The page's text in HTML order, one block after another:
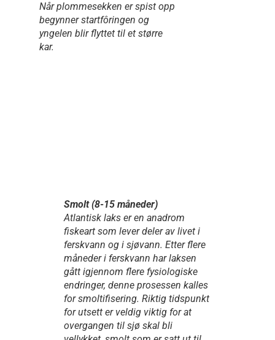
Når plommesekken er spist opp
begynner startfôringen og
yngelen blir flyttet til et større
kar.
Smolt (8-15 måneder)
Atlantisk laks er en anadrom
fiskeart som lever deler av livet i
ferskvann og i sjøvann. Etter flere
måneder i ferskvann har laksen
gått igjennom flere fysiologiske
endringer, denne prosessen kalles
for smoltifisering. Riktig tidspunkt
for utsett er veldig viktig for at
overgangen til sjø skal bli